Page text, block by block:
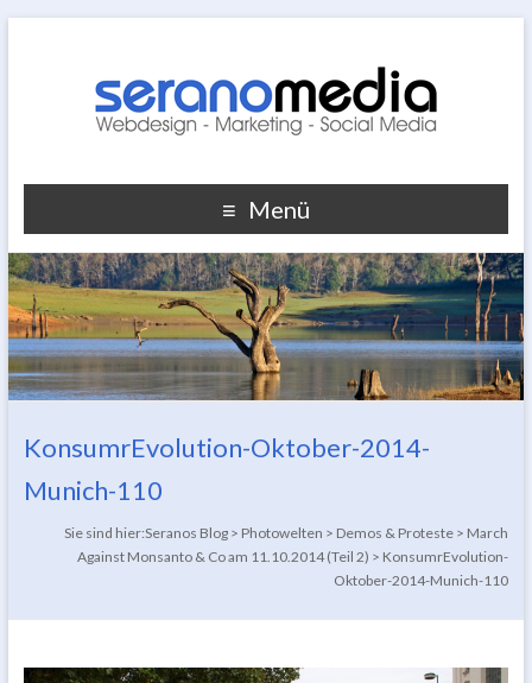
Menü
KonsumrEvolution-Oktober-2014-
Munich-110
Sie sind hier:Seranos Blog > Photowelten > Demos & Proteste > March
Against Monsanto & Co am 11.10.2014 (Teil 2) > KonsumrEvolution-
Oktober-2014-Munich-110